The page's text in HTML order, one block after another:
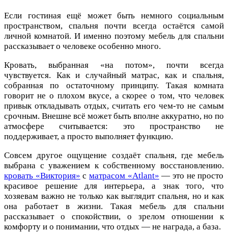
Если гостиная ещё может быть немного социальным
пространством, спальня почти всегда остаётся самой
личной комнатой. И именно поэтому мебель для спальни
рассказывает о человеке особенно много.
Кровать, выбранная «на потом», почти всегда
чувствуется. Как и случайный матрас, как и спальня,
собранная по остаточному принципу. Такая комната
говорит не о плохом вкусе, а скорее о том, что человек
привык откладывать отдых, считать его чем-то не самым
срочным. Внешне всё может быть вполне аккуратно, но по
атмосфере считывается: это пространство не
поддерживает, а просто выполняет функцию.
Совсем другое ощущение создаёт спальня, где мебель
выбрана с уважением к собственному восстановлению.
кровать «Виктория» сматрасом «Atlant» — это не просто
красивое решение для интерьера, а знак того, что
хозяевам важно не только как выглядит спальня, но и как
она работает в жизни. Такая мебель для спальни
рассказывает о спокойствии, о зрелом отношении к
комфорту и о понимании, что отдых — не награда, а база.